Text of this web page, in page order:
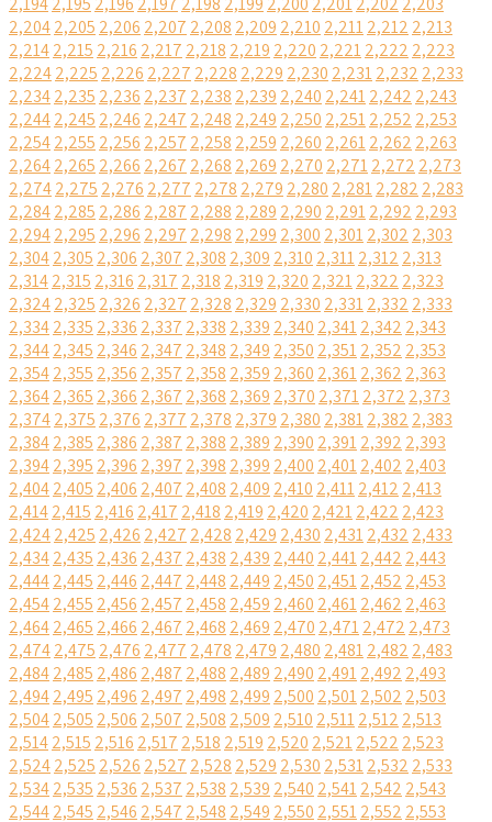
2,2042,205 2,206 2,207 2,208 2,209 2,210 2,2112,212 2,213
2,2142,215 2,216 2,217 2,218 2,219 2,220 2,2212,222 2,223
2,2242,225 2,226 2,227 2,228 2,229 2,230 2,2312,232 2,233
2,2342,235 2,236 2,237 2,238 2,239 2,240 2,2412,242 2,243
2,2442,245 2,246 2,247 2,248 2,249 2,250 2,2512,252 2,253
2,2542,255 2,256 2,257 2,258 2,259 2,260 2,2612,262 2,263
2,2642,265 2,266 2,267 2,268 2,269 2,270 2,2712,272 2,273
2,2742,275 2,276 2,277 2,278 2,279 2,280 2,2812,282 2,283
2,2842,285 2,286 2,287 2,288 2,289 2,290 2,2912,292 2,293
2,2942,295 2,296 2,297 2,298 2,299 2,300 2,3012,302 2,303
2,3042,305 2,306 2,307 2,308 2,309 2,310 2,3112,312 2,313
2,3142,315 2,316 2,317 2,318 2,319 2,320 2,3212,322 2,323
2,3242,325 2,326 2,327 2,328 2,329 2,330 2,3312,332 2,333
2,3342,335 2,336 2,337 2,338 2,339 2,340 2,3412,342 2,343
2,3442,345 2,346 2,347 2,348 2,349 2,350 2,3512,352 2,353
2,3542,355 2,356 2,357 2,358 2,359 2,360 2,3612,362 2,363
2,3642,365 2,366 2,367 2,368 2,369 2,370 2,3712,372 2,373
2,3742,375 2,376 2,377 2,378 2,379 2,380 2,3812,382 2,383
2,3842,385 2,386 2,387 2,388 2,389 2,390 2,3912,392 2,393
2,3942,395 2,396 2,397 2,398 2,399 2,400 2,4012,402 2,403
2,4042,405 2,406 2,407 2,408 2,409 2,410 2,4112,412 2,413
2,4142,415 2,416 2,417 2,418 2,419 2,420 2,4212,422 2,423
2,4242,425 2,426 2,427 2,428 2,429 2,430 2,4312,432 2,433
2,4342,435 2,436 2,437 2,438 2,439 2,440 2,4412,442 2,443
2,4442,445 2,446 2,447 2,448 2,449 2,450 2,4512,452 2,453
2,4542,455 2,456 2,457 2,458 2,459 2,460 2,4612,462 2,463
2,4642,465 2,466 2,467 2,468 2,469 2,470 2,4712,472 2,473
2,4742,475 2,476 2,477 2,478 2,479 2,480 2,4812,482 2,483
2,4842,485 2,486 2,487 2,488 2,489 2,490 2,4912,492 2,493
2,4942,495 2,496 2,497 2,498 2,499 2,500 2,5012,502 2,503
2,5042,505 2,506 2,507 2,508 2,509 2,510 2,5112,512 2,513
2,5142,515 2,516 2,517 2,518 2,519 2,520 2,5212,522 2,523
2,5242,525 2,526 2,527 2,528 2,529 2,530 2,5312,532 2,533
2,5342,535 2,536 2,537 2,538 2,539 2,540 2,5412,542 2,543
2,5442,545 2,546 2,547 2,548 2,549 2,550 2,5512,552 2,553